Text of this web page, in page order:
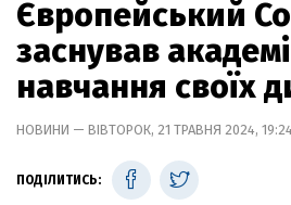
Європейський
заснував
навчання своїх
НОВИНИ — ВІВТОРОК, 21 ТРАВНЯ 2024,
ПОДІЛИТИСЬ: